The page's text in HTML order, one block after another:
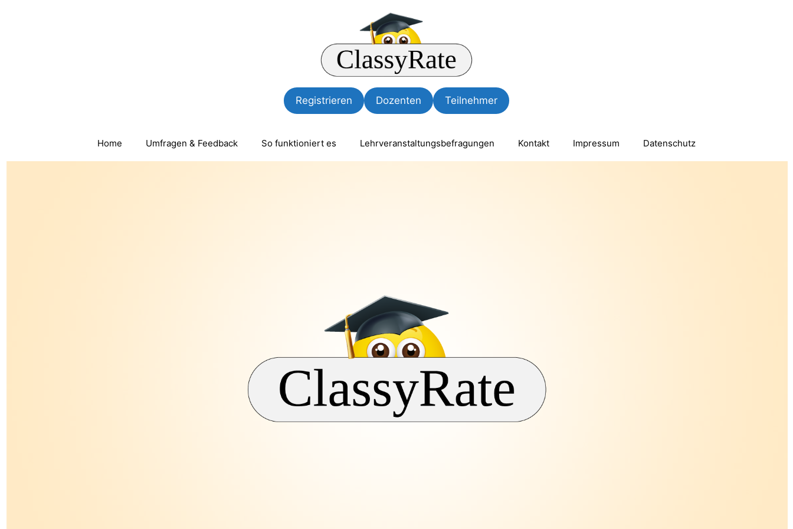
Registrieren Dozenten Teilnehmer
Home Umfragen & Feedback So funktioniert es Lehrveranstaltungsbefragungen Kontakt Impressum Datenschutz